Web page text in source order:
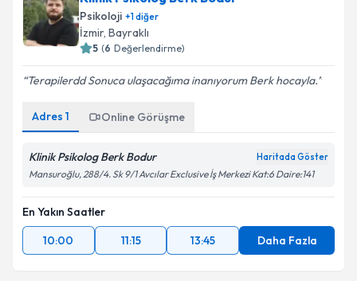
E-posta Adresiniz
Kişisel verilerimin işlenmesine ilişkinAydınlatma
kapsamda işlenmesini kabul ediyorum.
Takvim Talebini Gönder
Psikoloji +1diğer
İzmir, Bayraklı
5 (6 Değerlendirme)
Terapilerdd Sonuca ulaşacağıma inanıyorum Berk hocayla.
Adres 1 Online Görüşme
Klinik Psikolog Berk Bodur Haritada Göster
Mansuroğlu, 288/4. Sk 9/1 Avcılar Exclusive İş Merkezi Kat:6 Daire:141
En Yakın Saatler
10:00
11:15 13:45 Daha Fazla